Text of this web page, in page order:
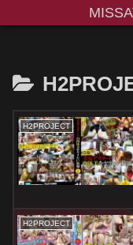
H2PROJECT
H2PROJECT